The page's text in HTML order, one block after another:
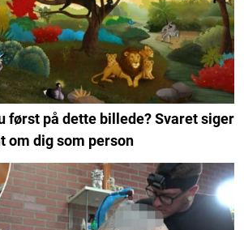
først på dette billede? Svaret siger
om dig som person